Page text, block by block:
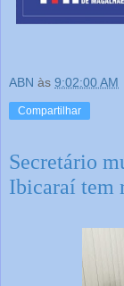
ABN às 9:02:00 AM
Compartilhar
Secretário
Ibicaraí tem